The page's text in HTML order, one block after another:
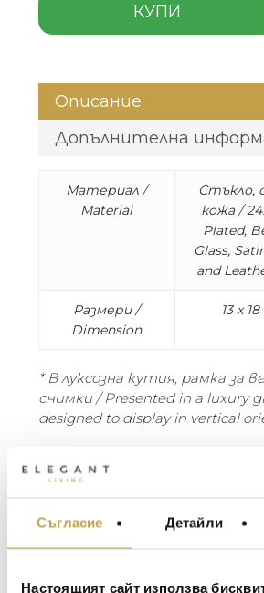
Съгласие Детайли
Настоящият сайт използва
КУПИ
Описание
Допълнителна
Материал /
Material
Стъкло,
кожа /
Plated,
Glass,
and
Размери /
Dimension
13 x
* В луксозна кутия, рамка за
снимки / Presented in a luxury
designed to display in vertical
Луксозна рамка за снимка,
изработена с 24-каратово
стъкло, сатенена подплата